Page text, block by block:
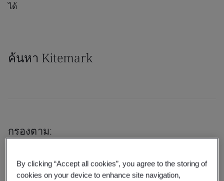
ได้
ค้นหา Kitemark
กรองตาม:
By clicking “Accept all cookies”, you agree to the storing of
cookies on your device to enhance site navigation,